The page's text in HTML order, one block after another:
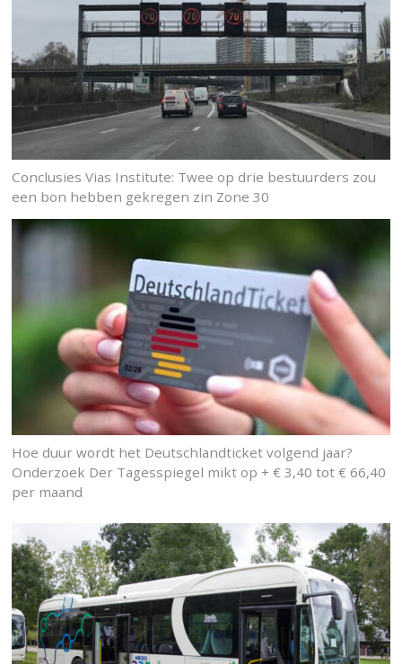
Conclusies Vias Institute: Twee op drie bestuurders zou
een bon hebben gekregen zin Zone 30
Hoe duur wordt het Deutschlandticket volgend jaar?
Onderzoek Der Tagesspiegel mikt op + € 3,40 tot € 66,40
per maand